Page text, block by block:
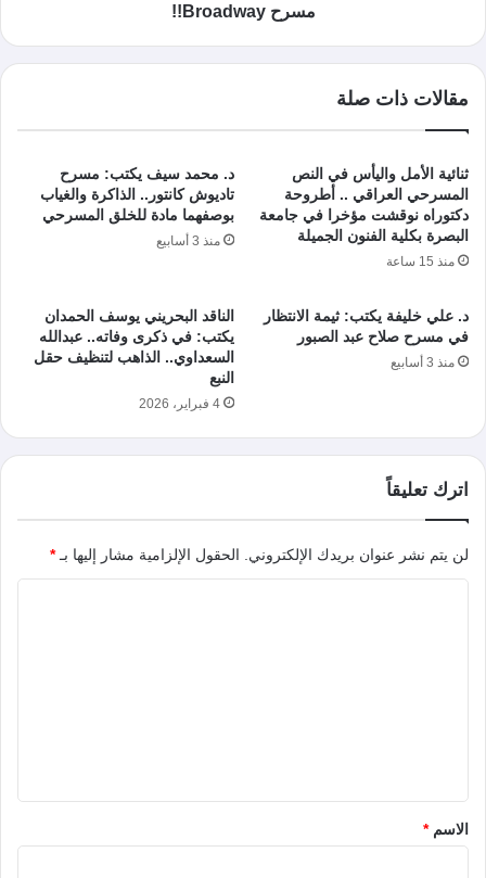
مسرح Broadway!!
مقالات ذات صلة
ثنائية الأمل واليأس في النص
المسرحي العراقي .. أطروحة
دكتوراه نوقشت مؤخرا في جامعة
البصرة بكلية الفنون الجميلة
منذ 15 ساعة
د. محمد سيف يكتب: مسرح
تاديوش كانتور.. الذاكرة والغياب
بوصفهما مادة للخلق المسرحي
منذ 3 أسابيع
د. علي خليفة يكتب: ثيمة الانتظار
في مسرح صلاح عبد الصبور
منذ 3 أسابيع
الناقد البحريني يوسف الحمدان
يكتب: في ذكرى وفاته.. عبدالله
السعداوي.. الذاهب لتنظيف حقل
النبع
4 فبراير، 2026
اترك تعليقاً
لن يتم نشر عنوان بريدك الإلكتروني. الحقول الإلزامية مشار إليها بـ*
*الاسم*